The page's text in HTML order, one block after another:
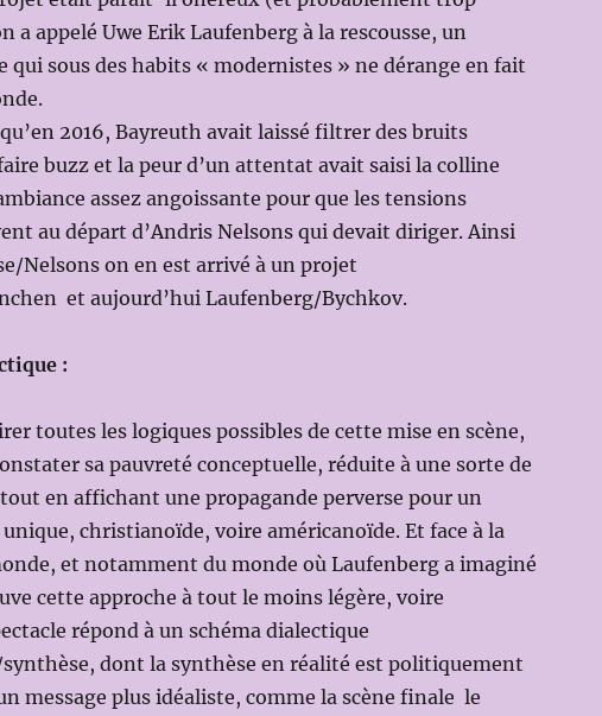
a appelé Uwe Erik Laufenberg à la rescousse, un
qui sous des habits « modernistes » ne dérange en fait
2016, Bayreuth avait laissé filtrer des bruits
buzz et la peur d’un attentat avait saisi la colline
assez angoissante pour que les tensions
au départ d’Andris Nelsons qui devait diriger. Ainsi
Nelsons on en est arrivé à un projet
et aujourd’hui Laufenberg/Bychkov.
:
toutes les logiques possibles de cette mise en scène,
sa pauvreté conceptuelle, réduite à une sorte de
en affichant une propagande perverse pour un
christianoïde, voire américanoïde. Et face à la
et notamment du monde où Laufenberg a imaginé
cette approche à tout le moins légère, voire
répond à un schéma dialectique
dont la synthèse en réalité est politiquement
message plus idéaliste, comme la scène finale le